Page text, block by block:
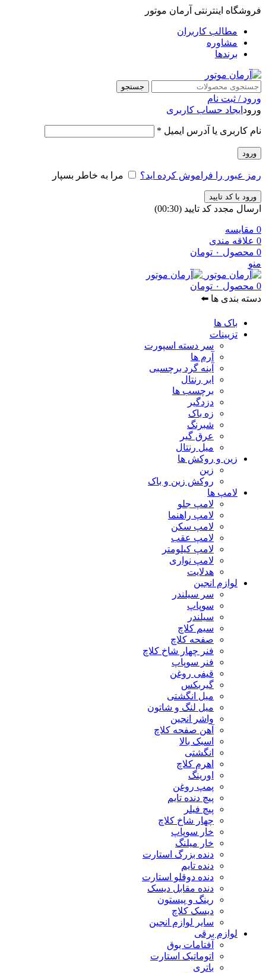
فروشگاه اینترنتی آرمان موتور
مطالب کاربران
مشاوره
برندها
جستجو
ورود / ثبت نام
ورود ایجاد حساب کاربری
نام کاربری یا آدرس ایمیل *
ورود
رمز عبور را فراموش کرده اید؟ مرا به خاطر بسپار
ورود با کد تایید
ارسال مجدد کد تایید (00:
30
)
0 مقایسه
0 علاقه مندی
0 محصول ۰ تومان
منو
0 محصول ۰ تومان
دسته بندی ها ⬅️
باک ها
تزیینات
سر دسته اسپورت
آرم ها
آینه گرد برچسبی
ابر رنتال
برچسب ها
دزدگیر
زه باک
شبرنگ
عرق گیر
میل رنتال
زین و روکش ها
زین
روکش زین و باک
لامپ ها
لامپ جلو
لامپ راهنما
لامپ سکن
لامپ عقب
لامپ کیلومتر
لامپ نواری
هدلایت
لوازم انجین
سر سیلندر
سوپاپ
سیلندر
سیم کلاچ
صفحه کلاچ
فنر چهار شاخ کلاچ
فنر سوپاپ
قیفی روغن
گیربکس
میل انگشتی
میل لنگ و شاتون
واشر انجین
آهن صفحه کلاچ
اسبک بالا
انگشتی
اهرم کلاچ
اورینگ
پمپ روغن
پیچ دنده تایم
پیچ فیلر
چهار شاخ کلاچ
خار سوپاپ
خار میلنگ
دنده بزرگ استارت
دنده تایم
دنده دوقلو استارت
دنده مقابل دیسک
رینگ و پیستون
دیسک کلاچ
سایر لوازم انجین
لوازم برقی
آفتامات بوق
اتوماتیک استارت
باتری